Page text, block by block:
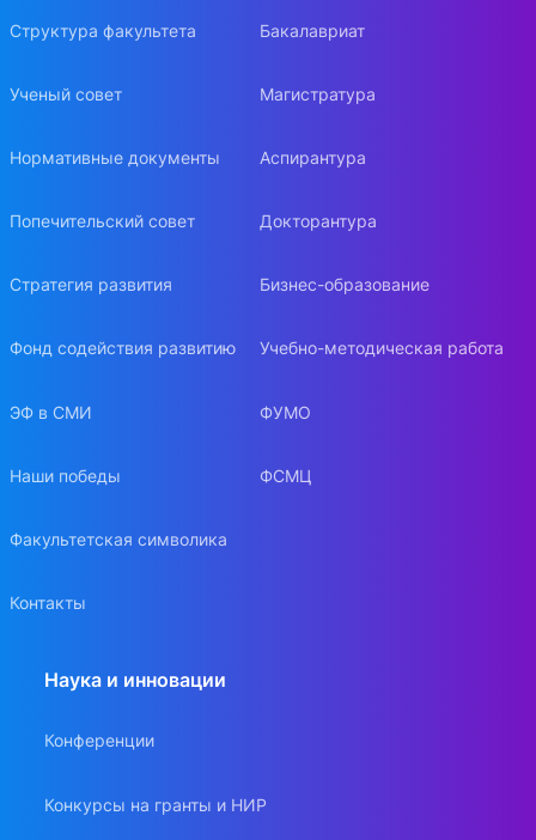
Структура факультета
Ученый совет
Нормативные документы
Попечительский совет
Стратегия развития
Фонд содействия развитию
ЭФ в СМИ
Наши победы
Факультетская символика
Контакты
Бакалавриат
Магистратура
Аспирантура
Докторантура
Бизнес-образование
Учебно-методическая работа
ФУМО
ФСМЦ
Наука и инновации
Конференции
Конкурсы на гранты и НИР